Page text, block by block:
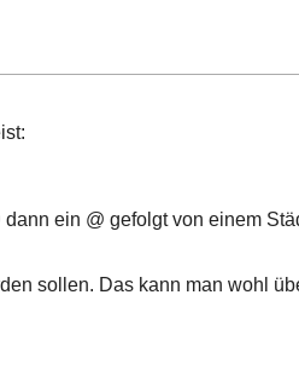
ein @ gefolgt von einem
sollen. Das kann man wohl